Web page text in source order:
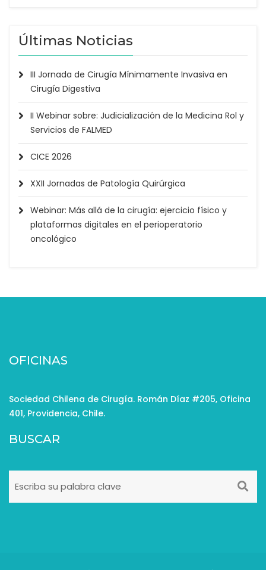
Últimas Noticias
III Jornada de Cirugía Mínimamente Invasiva en
Cirugía Digestiva
II Webinar sobre: Judicialización de la Medicina Rol y
Servicios de FALMED
CICE 2026
XXII Jornadas de Patología Quirúrgica
Webinar: Más allá de la cirugía: ejercicio físico y
plataformas digitales en el perioperatorio
oncológico
OFICINAS
Sociedad Chilena de Cirugía. Román Díaz #205, Oficina
401, Providencia, Chile.
BUSCAR